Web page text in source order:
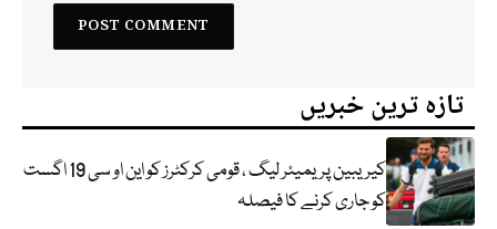
تازہ ترین خبریں
کیریبین پریمیئر لیگ ، قومی کرکٹرز کو این او سی 19 اگست
کو جاری کرنے کا فیصلہ